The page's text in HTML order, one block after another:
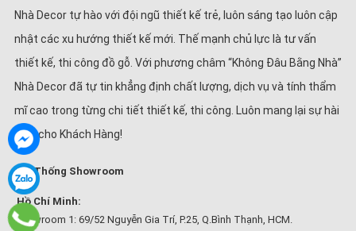
Nhà Decor tự hào với đội ngũ thiết kế trẻ, luôn sáng tạo luôn cập
nhật các xu hướng thiết kế mới. Thế mạnh chủ lực là tư vấn
thiết kế, thi công đồ gỗ. Với phương châm “Không Đâu Bằng Nhà”
Nhà Decor đã tự tin khẳng định chất lượng, dịch vụ và tính thẩm
mĩ cao trong từng chi tiết thiết kế, thi công. Luôn mang lại sự hài
lòng cho Khách Hàng!
Hệ Thống Showroom
Hồ Chí Minh:
Showroom 1: 69/52 Nguyễn Gia Trí, P.25, Q.Bình Thạnh, HCM.